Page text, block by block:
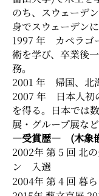
のち、スウェーデ
身でスウェーデンに
1997 年 カペラゴ
術を学び、卒業後
務。
2001 年 帰国、北
2007 年 日本人初
を得る。日本では
展・グループ展な
―受賞歴― (木象
2002年 第 5 回 北
ン 入選
2004年 第 4 回 暮